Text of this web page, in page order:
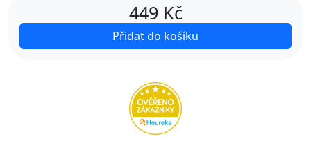
449 Kč
Přidat do košíku